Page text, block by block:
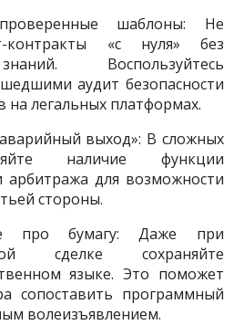
шаблоны: Не
контракты «с нуля» без
Воспользуйтесь
аудит безопасности
легальных платформах.
выход»: В сложных
наличие функции
арбитража для возможности
стороны.
про бумагу: Даже при
сделке сохраняйте
языке. Это поможет
сопоставить программный
волеизъявлением.